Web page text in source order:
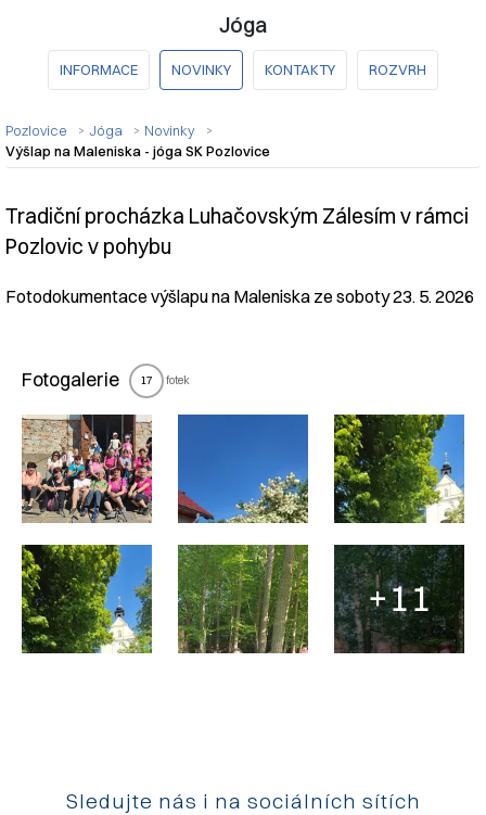
Jóga
INFORMACE NOVINKY KONTAKTY ROZVRH
Pozlovice Jóga
Novinky
Výšlap na Maleniska - jóga SK Pozlovice
Nadpis článku
Tradiční procházka Luhačovským Zálesím v rámci
Pozlovic v pohybu
Fotodokumentace výšlapu na Maleniska ze soboty 23. 5. 2026
Fotogalerie 17 fotek
+11
Sledujte nás i na sociálních sítích